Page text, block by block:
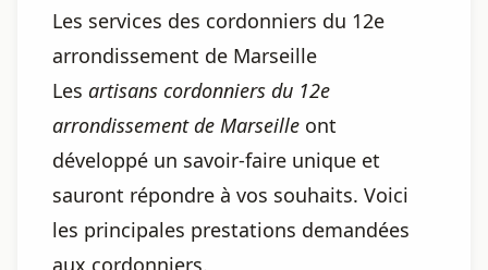
Les services des cordonniers du 12e
arrondissement de Marseille
Les artisans cordonniers du 12e
arrondissement de Marseille ont
développé un savoir-faire unique et
sauront répondre à vos souhaits. Voici
les principales prestations demandées
aux cordonniers.